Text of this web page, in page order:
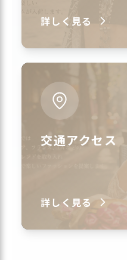
詳しく見る
交通アクセス
詳しく見る